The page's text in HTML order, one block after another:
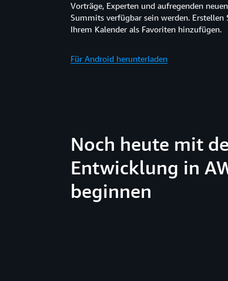
Vorträge, Experten und aufregenden
Summits verfügbar sein werden.
Ihrem Kalender als Favoriten hinzufügen.
Für Android herunterladen
Noch heute mit
Entwicklung in
beginnen